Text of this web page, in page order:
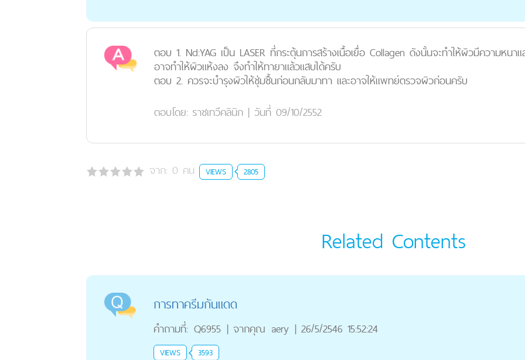
ตอบ 1. Nd:YAG เป็น LASER ที่กระตุ้นการสร้างเนื้อเยื่อ Collagen ดังนั้นจะทำให้ผิวมีความหนา
อาจทำให้ผิวแห้งลง จึงทำให้ทายาแล้วแสบได้ครับ
ตอบ 2. ควรจะบำรุงผิวให้ชุ่มชื้นก่อนกลับมาทา และอาจให้แพทย์ตรวจผิวก่อนครับ
ตอบโดย: ราชเทวีคลินิก | วันที่ 09/10/2552
จาก: 0 คน VIEWS 2805
Related Contents
การทาครีมกันแดด
คำถามที่: Q6955 | จากคุณ aery | 26/5/2546 15:52:24
VIEWS 3593